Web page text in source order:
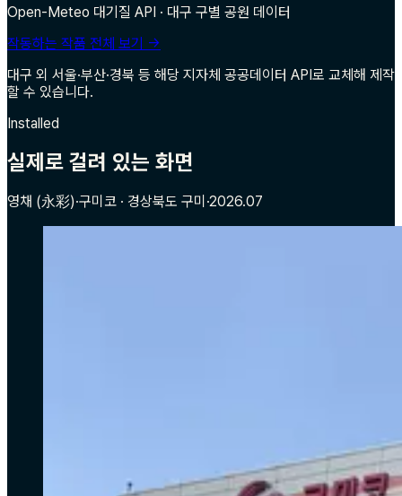
Open-Meteo 대기질 API · 대구 구별 공원 데이터
작동하는 작품 전체 보기 →
대구 외 서울·부산·경북 등 해당 지자체 공공데이터 API로 교체해 제작
할 수 있습니다.
Installed
실제로 걸려 있는 화면
영채 (永彩)·구미코 · 경상북도 구미 ·2026.07